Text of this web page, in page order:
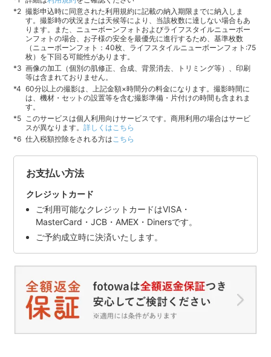
撮影申込時に同意された利用規約に記載の納入期限までに納入しま
す。撮影時の状況または天候等により、当該枚数に達しない場合もあ
ります。また、ニューボーンフォトおよびライフスタイルニューボー
ンフォトの場合、お子様の安全を最優先に進行するため、基準枚数
（ニューボーンフォト：40枚、ライフスタイルニューボーンフォト:75
枚）を下回る可能性があります。
画像の加工（個別の肌修正、合成、背景消去、トリミング等）、印刷
等は含まれておりません。
60分以上の撮影は、上記金額×時間分の料金になります。撮影時間に
は、機材・セットの設置等を含む撮影準備・片付けの時間も含まれま
す。
このサービスは個人利用向けサービスです。商用利用の場合はサービ
スが異なります。詳しくはこちら
仕入税額控除をされる方は こちら
お支払い方法
クレジットカード
ご利用可能なクレジットカードはVISA・
MasterCard・JCB・AMEX・Dinersです。
ご予約成立時に決済いたします。